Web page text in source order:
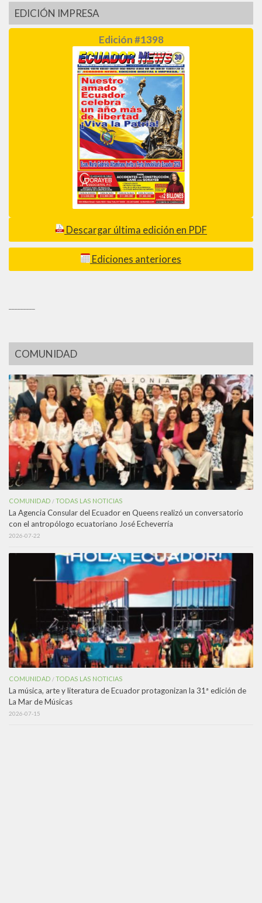
EDICIÓN IMPRESA
Edición #1398
Descargar última edición en PDF
Ediciones anteriores
COMUNIDAD
COMUNIDAD /TODAS LAS NOTICIAS
La Agencia Consular del Ecuador en Queens realizó un conversatorio
con el antropólogo ecuatoriano José Echeverría
2026-07-22
COMUNIDAD /TODAS LAS NOTICIAS
La música, arte y literatura de Ecuador protagonizan la 31ª edición de
La Mar de Músicas
2026-07-15